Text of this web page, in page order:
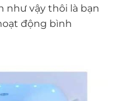
như vậy thôi là bạn
động bình